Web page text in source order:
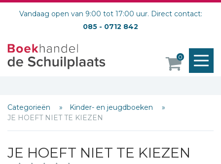
Vandaag open van 9:00 tot 17:00 uur. Direct contact:
085 - 0712 842
0
Categorieën
Kinder- en jeugdboeken
JE HOEFT NIET TE KIEZEN
JE HOEFT NIET TE KIEZEN